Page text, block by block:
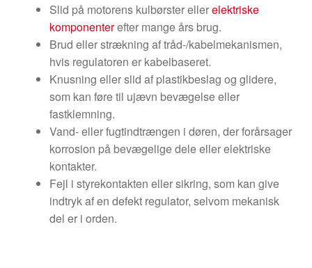
Slid på motorens kulbørster ellerelektriske
komponenterefter mange års brug.
Brud eller strækning af tråd-/kabelmekanismen,
hvis regulatoren er kabelbaseret.
Knusning eller slid af plastikbeslag og glidere,
som kan føre til ujævn bevægelse eller
fastklemning.
Vand- eller fugtindtrængen i døren, der forårsager
korrosion på bevægelige dele eller elektriske
kontakter.
Fejl i styrekontakten eller sikring, som kan give
indtryk af en defekt regulator, selvom mekanisk
del er i orden.